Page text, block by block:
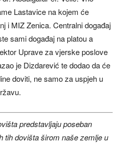
Lastavice na kojem će
i MIZ Zenica. Centralni događaj
sami događaj na platou a
Uprave za vjerske poslove
je Dizdarević te dodao da će
doviti, ne samo za uspjeh u
predstavljaju poseban
tih dovišta širom naše zemlje u